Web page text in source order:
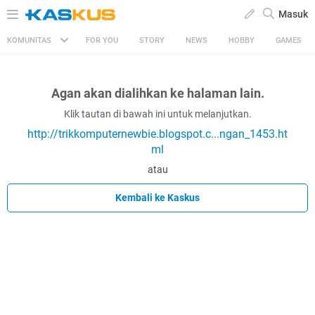
Masuk
KOMUNITAS FOR YOU STORY NEWS HOBBY GAMES
Agan akan dialihkan ke halaman lain.
Klik tautan di bawah ini untuk melanjutkan.
http://trikkomputernewbie.blogspot.c...ngan_1453.ht
ml
atau
Kembali ke Kaskus